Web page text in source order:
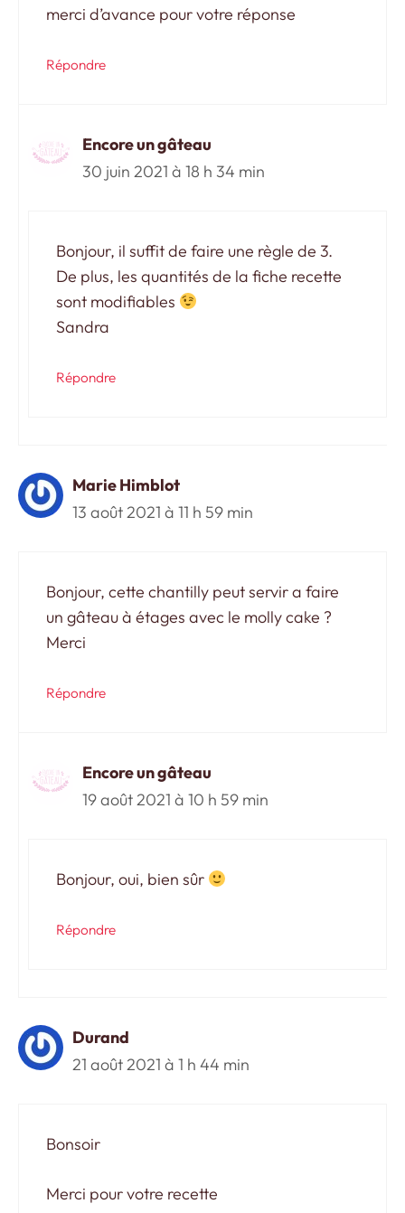
merci d’avance pour votre réponse
Répondre
Encore un gâteau
30 juin 2021 à 18 h 34 min
Bonjour, il suffit de faire une règle de 3.
De plus, les quantités de la fiche recette
sont modifiables
Sandra
Répondre
Marie Himblot
13 août 2021 à 11 h 59 min
Bonjour, cette chantilly peut servir a faire
un gâteau à étages avec le molly cake ?
Merci
Répondre
Encore un gâteau
19 août 2021 à 10 h 59 min
Bonjour, oui, bien sûr
Répondre
Durand
21 août 2021 à 1 h 44 min
Bonsoir
Merci pour votre recette